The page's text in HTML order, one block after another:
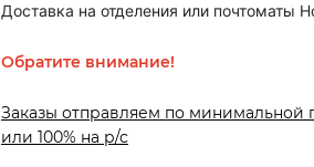
Доставка на отделения или почтоматы
Обратите внимание!
Заказы отправляем по минимальной
или 100% на р/с